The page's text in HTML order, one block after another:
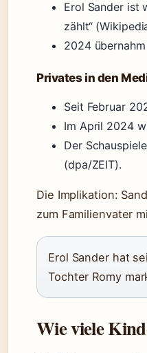
Erol Sander ist
zählt“
2024
Privates in den
Seit Februar
Im April 2024
Der
(dpa/ZEIT).
Die Implikation:
zum Familienvater
Erol Sander hat
Tochter Romy
Wie viele